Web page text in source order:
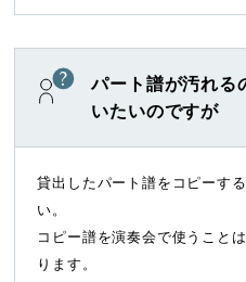
パート譜が汚れる
いたいのですが
貸出したパート譜をコピーす
い。
コピー譜を演奏会で使うこと
ります。